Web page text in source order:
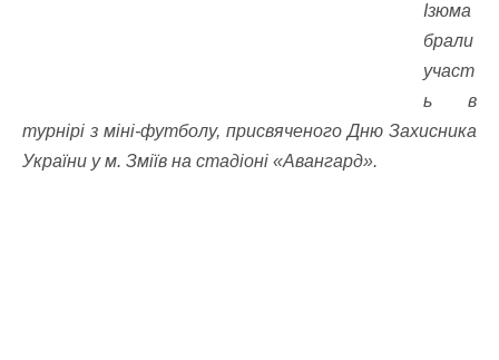
Ізюма
брали
участ
ь в
турнірі з міні-футболу, присвяченого Дню Захисника
України у м. Зміїв на стадіоні «Авангард».